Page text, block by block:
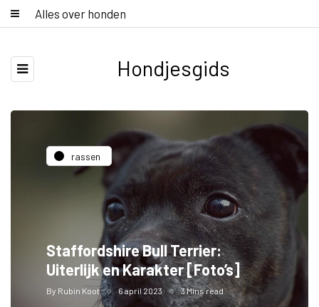
Alles over honden
Hondjesgids
rassen
Staffordshire Bull Terrier:
Uiterlijk en Karakter [Foto’s]
By Rubin Koot 6 april 2023 3 Mins read